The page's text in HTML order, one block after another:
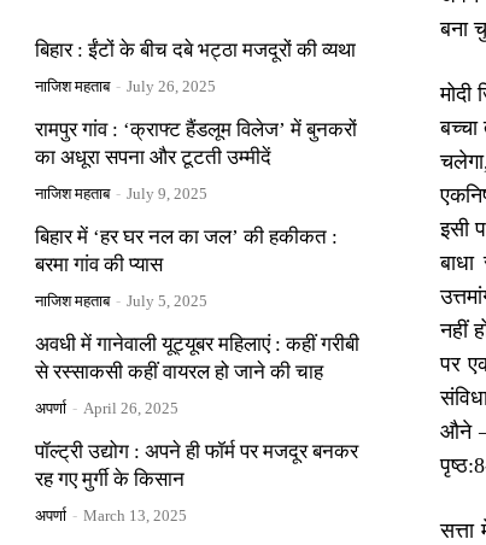
बिहार : ईंटों के बीच दबे भट्ठा मजदूरों की व्यथा
नाजिश महताब - July 26, 2025
रामपुर गांव : ‘क्राफ्ट हैंडलूम विलेज’ में बुनकरों
का अधूरा सपना और टूटती उम्मीदें
नाजिश महताब - July 9, 2025
बिहार में ‘हर घर नल का जल’ की हकीकत :
बरमा गांव की प्यास
नाजिश महताब - July 5, 2025
अवधी में गानेवाली यूट्यूबर महिलाएं : कहीं गरीबी
से रस्साकसी कहीं वायरल हो जाने की चाह
अपर्णा - April 26, 2025
पॉल्ट्री उद्योग : अपने ही फॉर्म पर मजदूर बनकर
रह गए मुर्गी के किसान
अपर्णा - March 13, 2025
बना
बच्चा
इसी
नहीं
पर
औने